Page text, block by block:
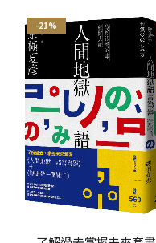
-21%